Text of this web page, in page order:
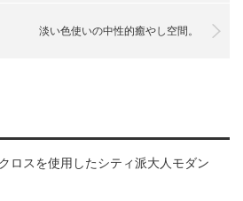
淡い色使いの中性的癒やし空間。
ロスを使用したシティ派大人モダン